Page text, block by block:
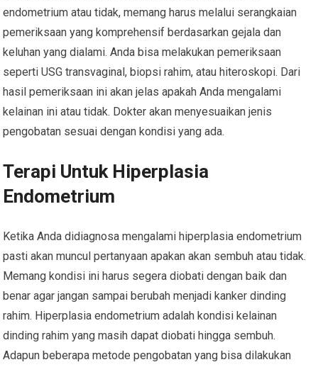
endometrium atau tidak, memang harus melalui serangkaian
pemeriksaan yang komprehensif berdasarkan gejala dan
keluhan yang dialami. Anda bisa melakukan pemeriksaan
seperti USG transvaginal, biopsi rahim, atau hiteroskopi. Dari
hasil pemeriksaan ini akan jelas apakah Anda mengalami
kelainan ini atau tidak. Dokter akan menyesuaikan jenis
pengobatan sesuai dengan kondisi yang ada.
Terapi Untuk Hiperplasia
Endometrium
Ketika Anda didiagnosa mengalami hiperplasia endometrium
pasti akan muncul pertanyaan apakan akan sembuh atau tidak.
Memang kondisi ini harus segera diobati dengan baik dan
benar agar jangan sampai berubah menjadi kanker dinding
rahim. Hiperplasia endometrium adalah kondisi kelainan
dinding rahim yang masih dapat diobati hingga sembuh.
Adapun beberapa metode pengobatan yang bisa dilakukan